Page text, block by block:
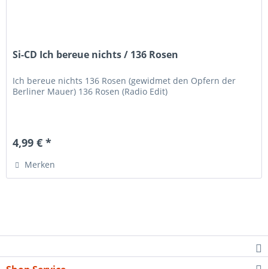
Si-CD Ich bereue nichts / 136 Rosen
Ich bereue nichts 136 Rosen (gewidmet den Opfern der
Berliner Mauer) 136 Rosen (Radio Edit)
4,99 € *
Merken